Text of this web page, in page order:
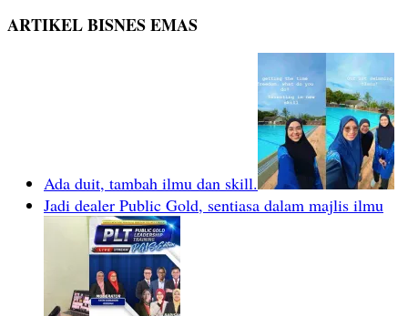
ARTIKEL BISNES EMAS
Ada duit, tambah ilmu dan skill.
Jadi dealer Public Gold, sentiasa dalam majlis ilmu